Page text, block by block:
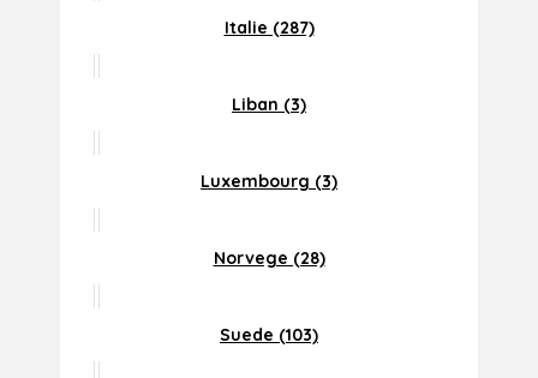
Italie (287)
Liban (3)
Luxembourg (3)
Norvege (28)
Suede (103)